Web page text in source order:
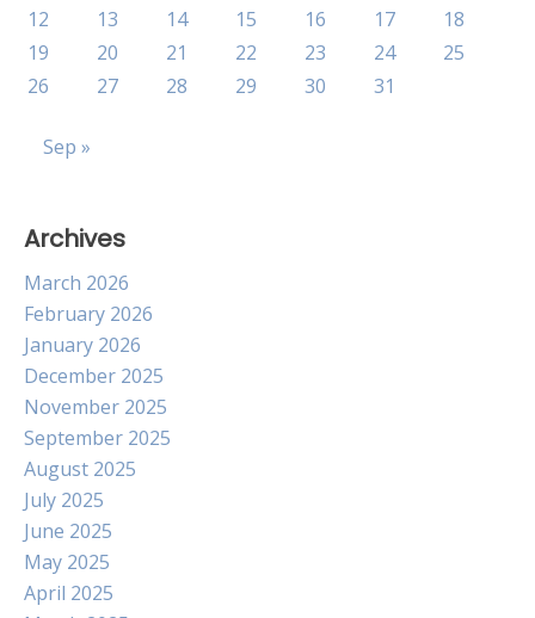
12
13 14 15 16 17
18
19
20 21 22 23 24
25
26
27 28 29 30 31
Sep »
Archives
March 2026
February 2026
January 2026
December 2025
November 2025
September 2025
August 2025
July 2025
June 2025
May 2025
April 2025